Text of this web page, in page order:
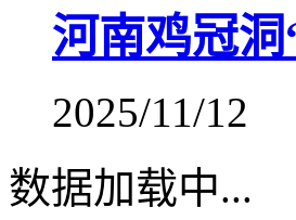
河南鸡冠
2025/11/12
数据加载中...